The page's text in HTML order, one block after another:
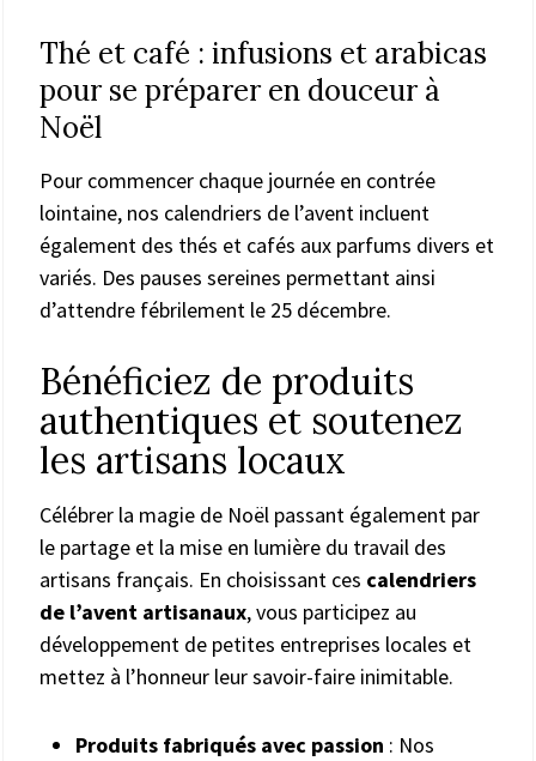
Thé et café : infusions et arabicas
pour se préparer en douceur à
Noël
Pour commencer chaque journée en contrée
lointaine, nos calendriers de l’avent incluent
également des thés et cafés aux parfums divers et
variés. Des pauses sereines permettant ainsi
d’attendre fébrilement le 25 décembre.
Bénéficiez de produits
authentiques et soutenez
les artisans locaux
Célébrer la magie de Noël passant également par
le partage et la mise en lumière du travail des
artisans français. En choisissant ces calendriers
de l’avent artisanaux, vous participez au
développement de petites entreprises locales et
mettez à l’honneur leur savoir-faire inimitable.
Produits fabriqués avec passion : Nos